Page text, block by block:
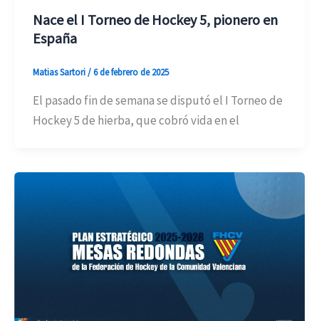
Nace el I Torneo de Hockey 5, pionero en
España
Matias Sartori/6 de febrero de 2025
El pasado fin de semana se disputó el I Torneo de
Hockey 5 de hierba, que cobró vida en el